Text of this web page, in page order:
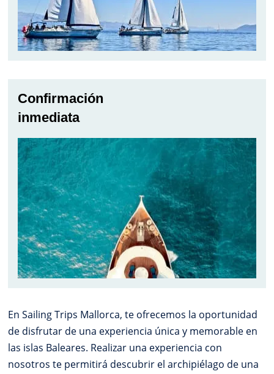
Confirmación
inmediata
En Sailing Trips Mallorca, te ofrecemos la oportunidad
de disfrutar de una experiencia única y memorable en
las islas Baleares. Realizar una experiencia con
nosotros te permitirá descubrir el archipiélago de una